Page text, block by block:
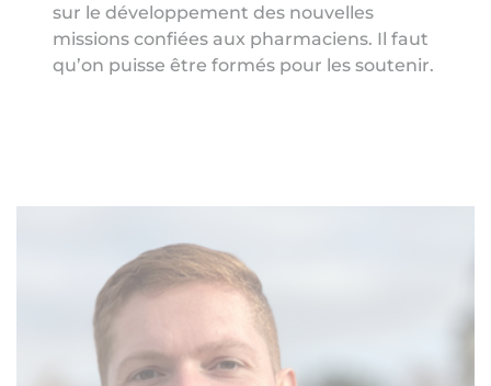
sur le développement des nouvelles
missions confiées aux pharmaciens. Il faut
qu’on puisse être formés pour les soutenir.